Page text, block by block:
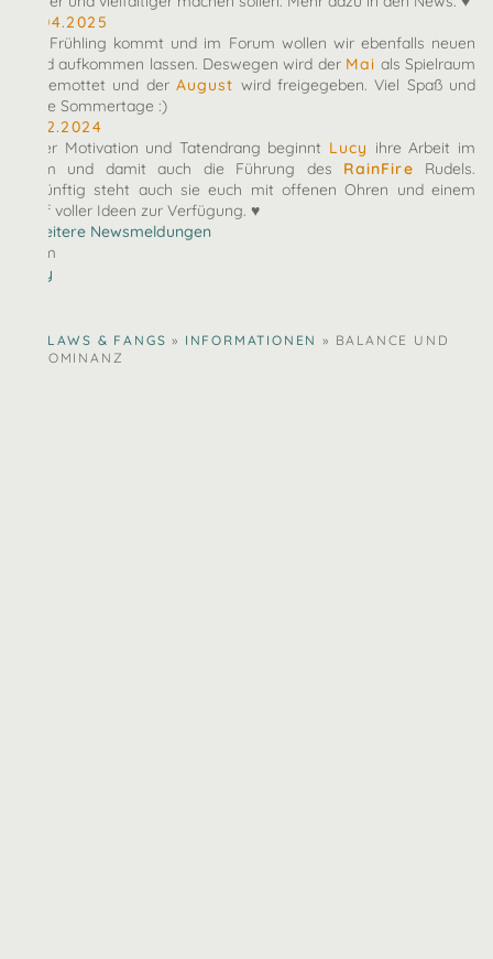
27.04.2025
Der Frühling kommt und im Forum wollen wir ebenfalls neuen
Wind aufkommen lassen. Deswegen wird der Mai als Spielraum
eingemottet und derAugust wird freigegeben. Viel Spaß und
heiße Sommertage :)
07.12.2024
Voller Motivation und Tatendrang beginnt Lucy ihre Arbeit im
Team und damit auch die Führung des RainFire Rudels.
Zukünftig steht auch sie euch mit offenen Ohren und einem
Kopf voller Ideen zur Verfügung. ♥
» Weitere Newsmeldungen
Team
arby
CLAWS & FANGS » INFORMATIONEN » BALANCE UND
DOMINANZ